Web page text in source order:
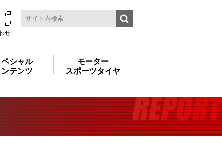
せ
ペシャル
ンテンツ
モーター
スポーツタイヤ